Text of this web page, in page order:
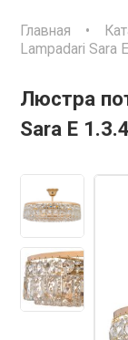
Главная •
Lampadari Sara
Люстра
Sara E